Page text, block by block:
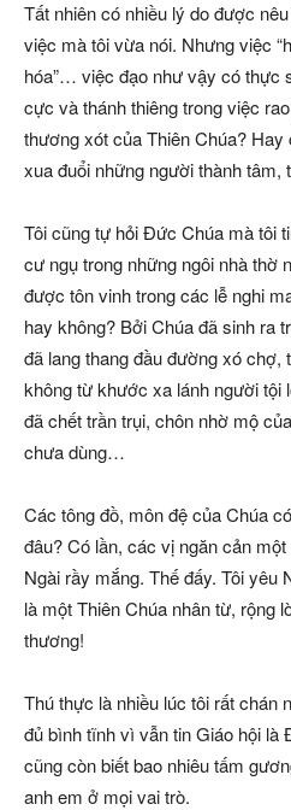
Tất nhiên có nhiều lý do được
việc mà tôi vừa nói. Nhưng việc
hóa”… việc đạo như vậy có thực
cực và thánh thiêng trong việc
thương xót của Thiên Chúa?
xua đuổi những người thành tâm,
Tôi cũng tự hỏi Đức Chúa mà tôi
cư ngụ trong những ngôi nhà thờ
được tôn vinh trong các lễ nghi
hay không? Bởi Chúa đã sinh ra
đã lang thang đầu đường xó chợ,
không từ khước xa lánh người tội
đã chết trần trụi, chôn nhờ mộ
chưa dùng…
Các tông đồ, môn đệ của Chúa
đâu? Có lần, các vị ngăn cản
Ngài rầy mắng. Thế đấy. Tôi yêu
là một Thiên Chúa nhân từ, rộng
thương!
Thú thực là nhiều lúc tôi rất chán
đủ bình tĩnh vì vẫn tin Giáo hội là
cũng còn biết bao nhiêu tấm
anh em ở mọi vai trò.